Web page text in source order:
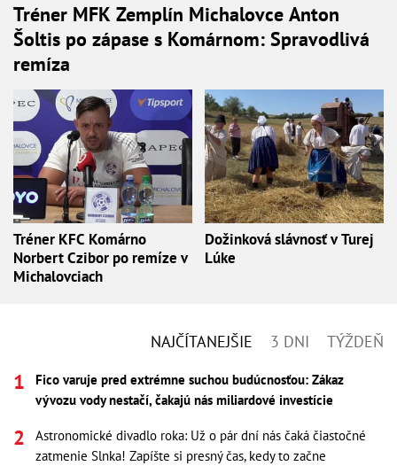
Tréner MFK Zemplín Michalovce Anton
Šoltis po zápase s Komárnom: Spravodlivá
remíza
Tréner KFC Komárno
Norbert Czibor po remíze v
Michalovciach
Dožinková slávnosť v Turej
Lúke
NAJČÍTANEJŠIE 3 DNI TÝŽDEŇ
Fico varuje pred extrémne suchou budúcnosťou: Zákaz
vývozu vody nestačí, čakajú nás miliardové investície
Astronomické divadlo roka: Už o pár dní nás čaká čiastočné
zatmenie Slnka! Zapíšte si presný čas, kedy to začne